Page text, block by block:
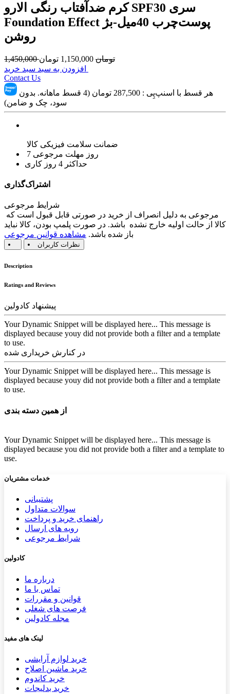
کرم ضدآفتاب رنگی الارو SPF30 سری
Foundation Effect پوست‌چرب 40میل-بژ
روشن
1,450,000 تومان 1,150,000 تومان
Contact Us
هر قسط با اسنپ‌پِی : 287,500
تومان (4 قسط ماهانه. بدون
سود، چک و ضامن)
ضمانت سلامت فیزیکی کالا
7 روز مهلت مرجوعی
حداکثر 4 روز کاری
اشتراک‌گذاری
شرایط مرجوعی
کالا از حالت اولیه خارج نشده باشد. در صورت پلمپ بودن، کالا نباید
باز شده باشد. مشاهده قوانین مرجوعی
نظرات کاربران
Description
Ratings and Reviews
پیشنهاد کادولین
Your Dynamic Snippet will be displayed here... This message is
displayed because youy did not provide both a filter and a template
to use.
در کنارش خریداری شده
Your Dynamic Snippet will be displayed here... This message is
displayed because youy did not provide both a filter and a template
to use.
از همین دسته بندی
Your Dynamic Snippet will be displayed here... This message is
displayed because you did not provide both a filter and a template to
use.
خدمات مشتریان
پشتیب​​انی
سوالات متداول
راهنمای خرید و پرداخت
رویه های ارسال
شرایط مرجوعی
کادولین
درباره ما
تماس با ما
قوانین و مقررات
فرصت های شغلی
مجله کادولین
لینک های مفید
خرید لوازم آرایشی
خرید ماشین اصلاح
خرید کاندوم
خرید بدلیجات